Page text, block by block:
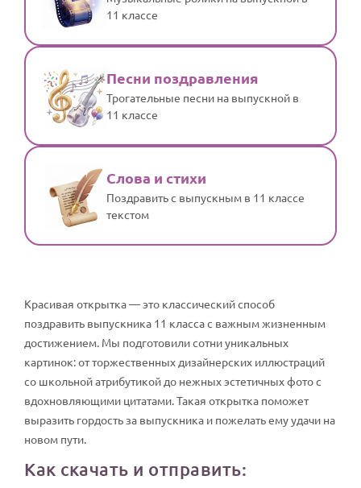
11 классе
Песни поздравления
Трогательные песни на выпускной в
11 классе
Слова и стихи
Поздравить с выпускным в 11 классе
текстом
Красивая открытка — это классический способ
поздравить выпускника 11 класса с важным жизненным
достижением. Мы подготовили сотни уникальных
картинок: от торжественных дизайнерских иллюстраций
со школьной атрибутикой до нежных эстетичных фото с
вдохновляющими цитатами. Такая открытка поможет
выразить гордость за выпускника и пожелать ему удачи на
новом пути.
Как скачать и отправить: